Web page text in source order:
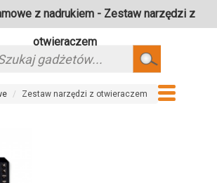
z nadrukiem - Zestaw narzędzi z
otwieraczem
Szukaj
Zestaw narzędzi z otwieraczem